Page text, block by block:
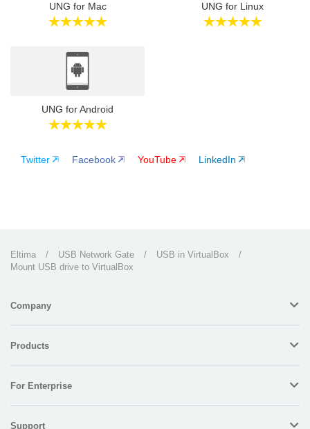
UNG for Mac UNG for Linux
UNG for Android
Twitter Facebook YouTube LinkedIn
Eltima / USB Network Gate / USB in VirtualBox
/
Mount USB drive to VirtualBox
Company
Products
For Enterprise
Support